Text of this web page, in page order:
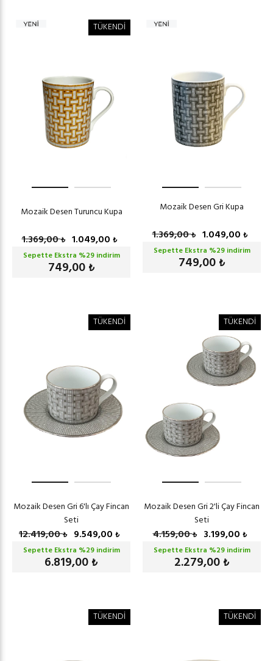
TÜKENDİ
Mozaik Desen Turuncu Kupa
1.369,00₺ 1.049,00 ₺
Sepette Ekstra %29indirim
749,00 ₺
Mozaik Desen Gri Kupa
1.369,00₺ 1.049,00 ₺
Sepette Ekstra %29indirim
749,00 ₺
TÜKENDİ
Mozaik Desen Gri 6'lı Çay Fincan
Seti
12.419,00₺ 9.549,00 ₺
Sepette Ekstra %29indirim
6.819,00 ₺
TÜKENDİ
Mozaik Desen Gri 2'li Çay Fincan
Seti
4.159,00₺ 3.199,00 ₺
Sepette Ekstra %29indirim
2.279,00 ₺
TÜKENDİ TÜKENDİ